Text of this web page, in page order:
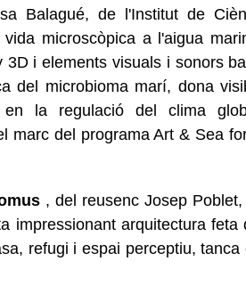
Balagué, de l'Institut de
microscòpica a l'aigua
3D i elements visuals i sonors
del microbioma marí, dona
en la regulació del clima
marc del programa Art & Sea
, del reusenc Josep
impressionant arquitectura
refugi i espai perceptiu,